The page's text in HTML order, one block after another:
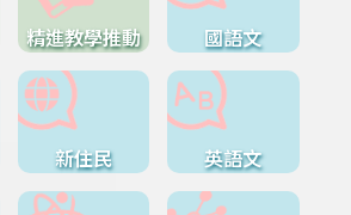
精進教學推動 國語文
新住民 英語文